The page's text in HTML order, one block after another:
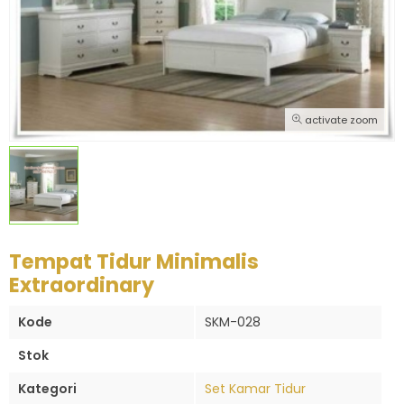
activate zoom
Tempat Tidur Minimalis
Extraordinary
Kode
SKM-028
Stok
Kategori
Set Kamar Tidur